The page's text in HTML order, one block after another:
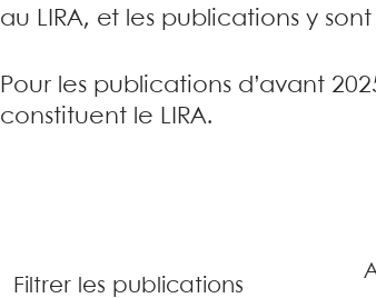
au LIRA, et les publications y
Pour les publications d’avant
constituent le LIRA.
Filtrer les publications